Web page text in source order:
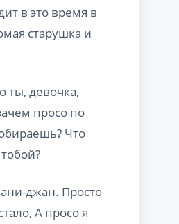
в это время в
старушка и
ты, девочка,
просо по
Что
джан. Просто
А просо я